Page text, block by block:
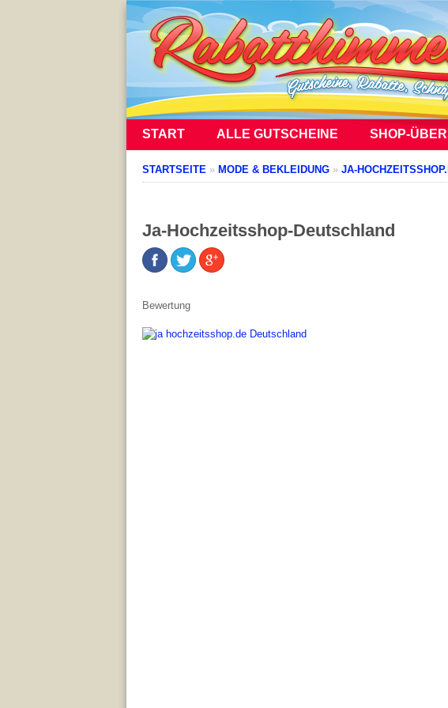
START ALLE GUTSCHEINE SHOP-
STARTSEITE » MODE & BEKLEIDUNG » JA-
Ja-Hochzeitsshop-Deutschland
Bewertung